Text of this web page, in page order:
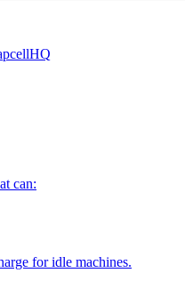
can:
for idle machines.